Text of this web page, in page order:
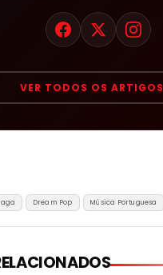
VER TODOS OS ARTIGOS
Dream Pop Música Portuguesa